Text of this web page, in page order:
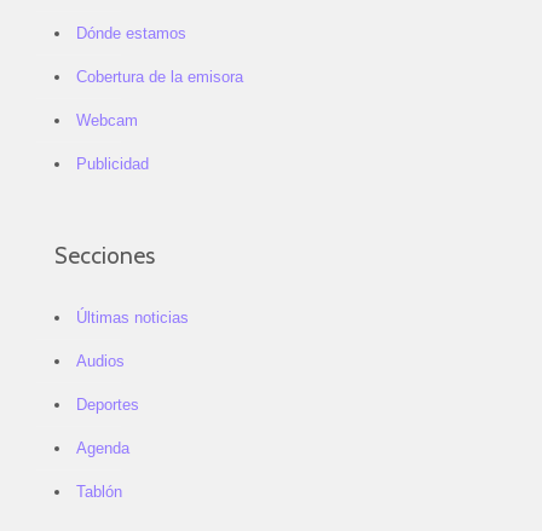
Dónde estamos
Cobertura de la emisora
Webcam
Publicidad
Secciones
Últimas noticias
Audios
Deportes
Agenda
Tablón